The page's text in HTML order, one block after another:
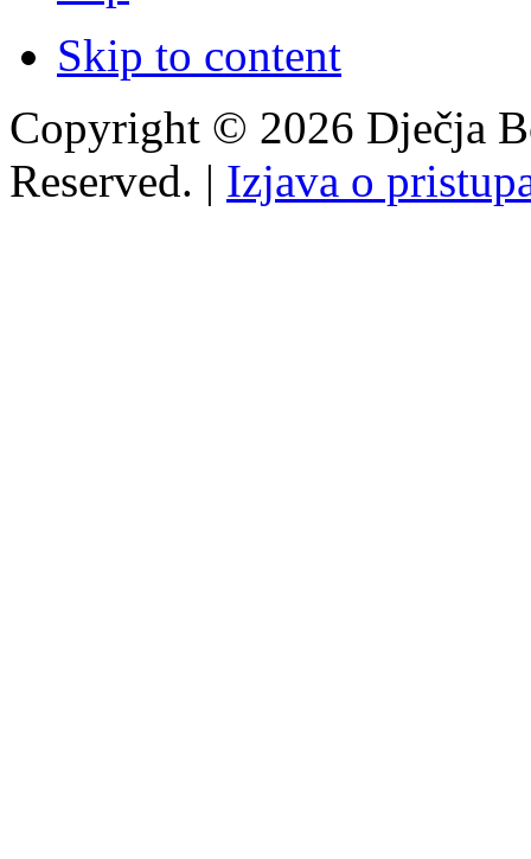
Skip to content
Copyright © 2026 Dječja
Reserved. | Izjava o